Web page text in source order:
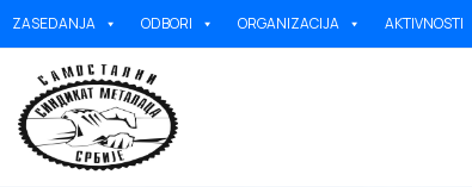
ZASEDANJA ODBORI ORGANIZACIJA AKTIVNOSTI